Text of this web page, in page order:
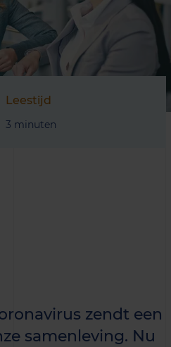
Leestijd
3 minuten
zendt een
samenleving. Nu